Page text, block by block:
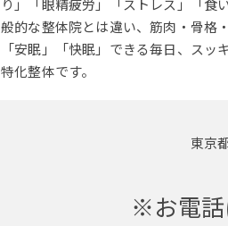
り」「眼精疲労」「ストレス」「食
般的な整体院とは違い、筋肉・骨格
「安眠」「快眠」できる毎日、ス
特化整体です。
東京
※お電話